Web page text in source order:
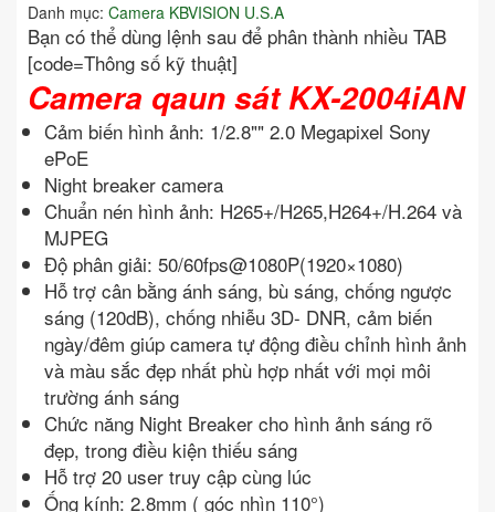
Danh mục: Camera KBVISION U.S.A
Bạn có thể dùng lệnh sau để phân thành nhiều TAB
[code=Thông số kỹ thuật]
Camera qaun sát KX-2004iAN
Cảm biến hình ảnh: 1/2.8"" 2.0 Megapixel Sony
ePoE
Night breaker camera
Chuẩn nén hình ảnh: H265+/H265,H264+/H.264 và
MJPEG
Độ phân giải: 50/60fps@1080P(1920×1080)
Hỗ trợ cân bằng ánh sáng, bù sáng, chống ngược
sáng (120dB), chống nhiễu 3D- DNR, cảm biến
ngày/đêm giúp camera tự động điều chỉnh hình ảnh
và màu sắc đẹp nhất phù hợp nhất với mọi môi
trường ánh sáng
Chức năng Night Breaker cho hình ảnh sáng rõ
đẹp, trong điều kiện thiếu sáng
Hỗ trợ 20 user truy cập cùng lúc
Ống kính: 2.8mm ( góc nhìn 110°)